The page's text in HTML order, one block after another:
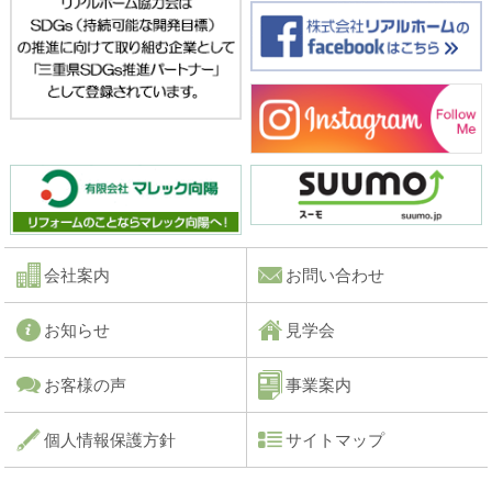
会社案内 お問い合わせ
お知らせ 見学会
お客様の声 事業案内
個人情報保護方針 サイトマップ